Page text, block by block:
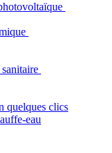
quelques clics
eau